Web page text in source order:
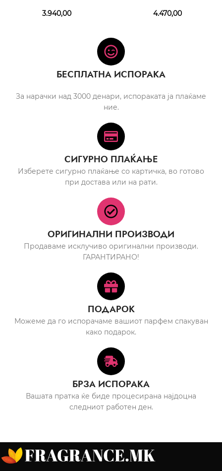
3.940,00 4.470,00
БЕСПЛАТНА ИСПОРАКА
За нарачки над 3000 денари, испораката ја плаќаме
ние.
СИГУРНО ПЛАЌАЊЕ
Изберете сигурно плаќање со картичка, во готово
при достава или на рати.
ОРИГИНАЛНИ ПРОИЗВОДИ
Продаваме исклучиво оригинални производи.
ГАРАНТИРАНО!
ПОДАРОК
Можеме да го испорачаме вашиот парфем спакуван
како подарок.
БРЗА ИСПОРАКА
Вашата пратка ќе биде процесирана најдоцна
следниот работен ден.